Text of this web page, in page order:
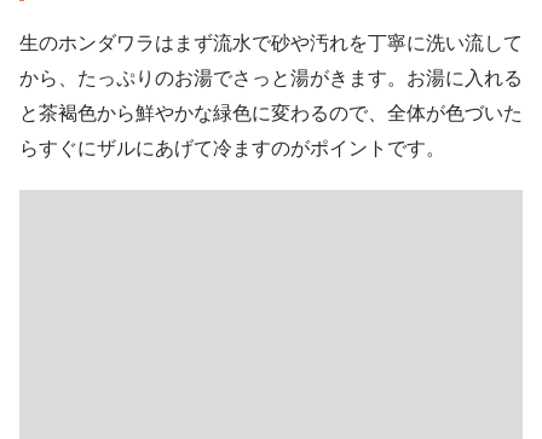
生のホンダワラはまず流水で砂や汚れを丁寧に洗い流して
から、たっぷりのお湯でさっと湯がきます。お湯に入れる
と茶褐色から鮮やかな緑色に変わるので、全体が色づいた
らすぐにザルにあげて冷ますのがポイントです。